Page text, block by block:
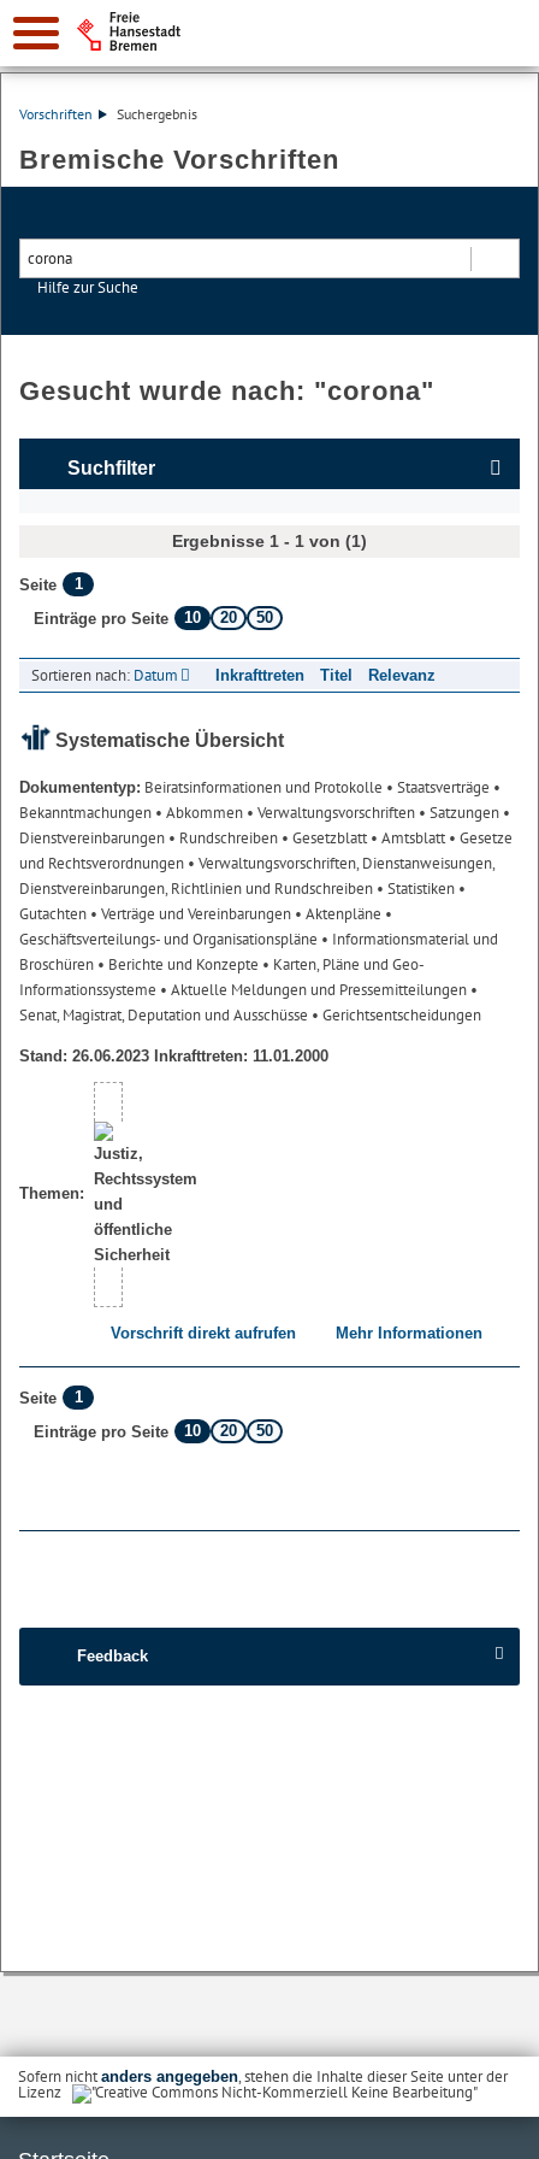
Vorschriften Suchergebnis
Bremische Vorschriften
Hilfe zur Suche
Gesucht wurde nach: "corona"
Suchfilter
Ergebnisse 1 - 1 von (1)
Seite
1
Einträge pro Seite
10 20 50
Sortieren nach: Datum Inkrafttreten Titel Relevanz
Systematische Übersicht
Dokumententyp: Beiratsinformationen und Protokolle • Staatsverträge •
Bekanntmachungen • Abkommen • Verwaltungsvorschriften • Satzungen •
Dienstvereinbarungen • Rundschreiben • Gesetzblatt• Amtsblatt• Gesetze
und Rechtsverordnungen • Verwaltungsvorschriften, Dienstanweisungen,
Dienstvereinbarungen, Richtlinien und Rundschreiben • Statistiken •
Gutachten • Verträge und Vereinbarungen • Aktenpläne •
Geschäftsverteilungs- und Organisationspläne • Informationsmaterial und
Broschüren • Berichte und Konzepte • Karten, Pläne und Geo-
Informationssysteme • Aktuelle Meldungen und Pressemitteilungen •
Senat, Magistrat, Deputation und Ausschüsse • Gerichtsentscheidungen
Stand: 26.06.2023 Inkrafttreten: 11.01.2000
Themen:
Vorschrift direkt aufrufen Mehr Informationen
Seite
1
Einträge pro Seite
10 20 50
Feedback
Sofern nichtanders angegeben, stehen die Inhalte dieser Seite unter der
Lizenz